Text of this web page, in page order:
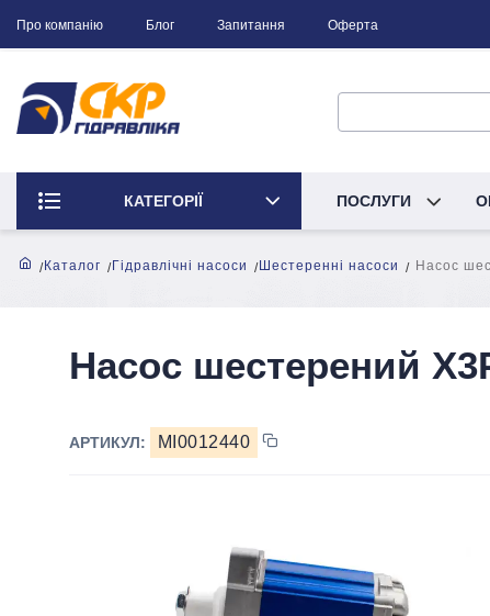
Про компанію Блог Запитання Оферта
КАТЕГОРІЇ ПОСЛУГИ
Каталог Гідравлічні насоси Шестеренні насоси Насос
Насос шестерений
АРТИКУЛ: MI0012440